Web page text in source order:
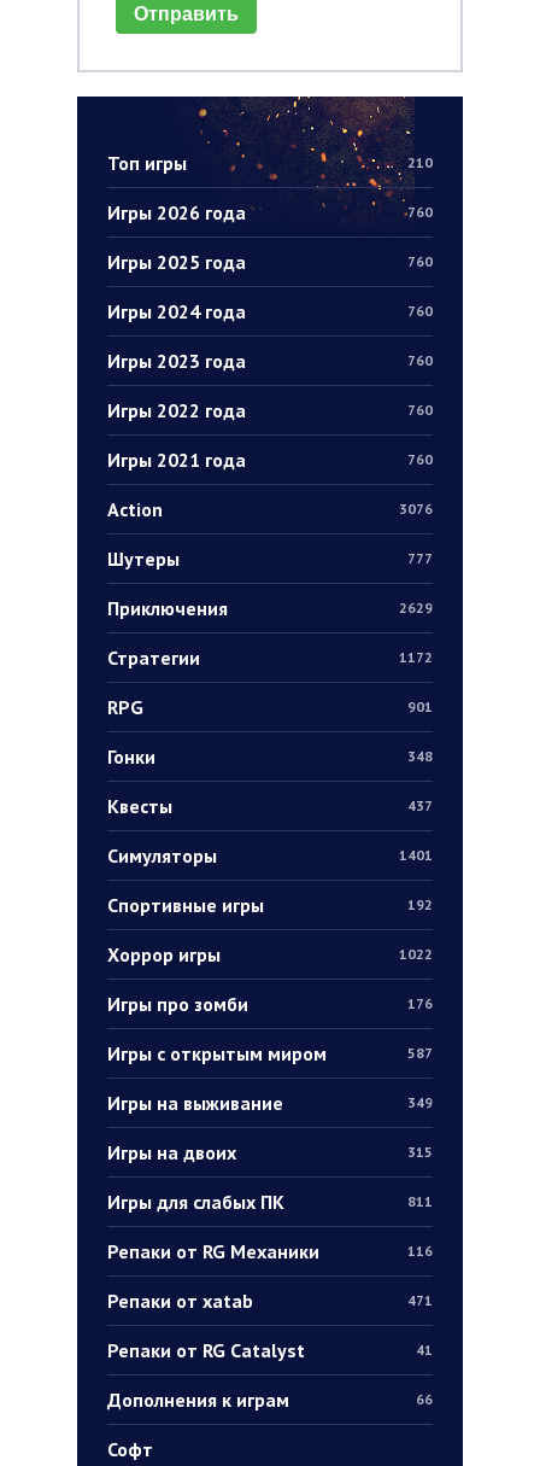
Топ игры 210
Игры 2026 года 760
Игры 2025 года 760
Игры 2024 года 760
Игры 2023 года 760
Игры 2022 года 760
Игры 2021 года 760
Action 3076
Шутеры 777
Приключения 2629
Стратегии 1172
RPG 901
Гонки 348
Квесты 437
Симуляторы 1401
Спортивные игры 192
Хоррор игры 1022
Игры про зомби 176
Игры с открытым миром 587
Игры на выживание 349
Игры на двоих 315
Игры для слабых ПК 811
Репаки от RG Механики 116
Репаки от xatab 471
Репаки от RG Catalyst 41
Дополнения к играм 66
Софт
Отправить